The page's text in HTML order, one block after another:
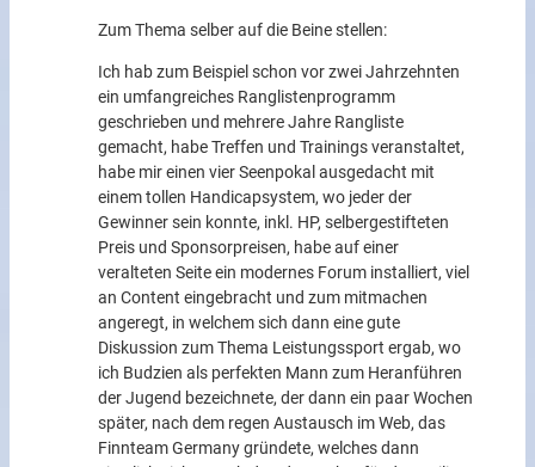
Zum Thema selber auf die Beine stellen:
Ich hab zum Beispiel schon vor zwei Jahrzehnten
ein umfangreiches Ranglistenprogramm
geschrieben und mehrere Jahre Rangliste
gemacht, habe Treffen und Trainings veranstaltet,
habe mir einen vier Seenpokal ausgedacht mit
einem tollen Handicapsystem, wo jeder der
Gewinner sein konnte, inkl. HP, selbergestifteten
Preis und Sponsorpreisen, habe auf einer
veralteten Seite ein modernes Forum installiert, viel
an Content eingebracht und zum mitmachen
angeregt, in welchem sich dann eine gute
Diskussion zum Thema Leistungssport ergab, wo
ich Budzien als perfekten Mann zum Heranführen
der Jugend bezeichnete, der dann ein paar Wochen
später, nach dem regen Austausch im Web, das
Finnteam Germany gründete, welches dann